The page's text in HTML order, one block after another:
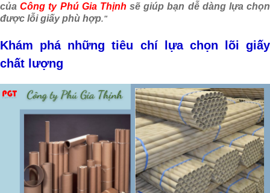
củaCông ty Phú Gia Thịnhsẽ giúp bạn dễ dàng lựa chọn
được lỗi giấy phù hợp."
Khám phá những tiêu chí lựa chọn lõi giấy
chất lượng